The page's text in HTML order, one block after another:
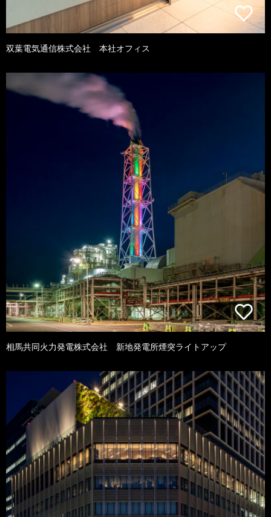
双葉電気通信株式会社 本社オフィス
相馬共同火力発電株式会社 新地発電所煙突ライトアップ